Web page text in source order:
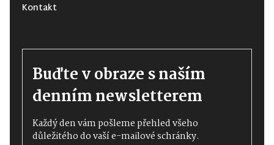
Kontakt
Buďte v obraze s naším
denním newsletterem
Každý den vám pošleme přehled všeho
důležitého do vaší e-mailové schránky.